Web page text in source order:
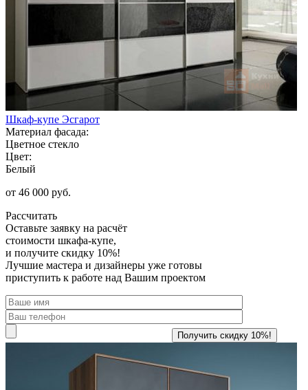
Шкаф-купе Эсгарот
Материал фасада:
Цветное стекло
Цвет:
Белый
от 46 000 руб.
Рассчитать
Оставьте заявку на расчёт
стоимости шкафа-купе,
и получите скидку 10%!
Лучшие мастера и дизайнеры уже готовы
приступить к работе над Вашим проектом